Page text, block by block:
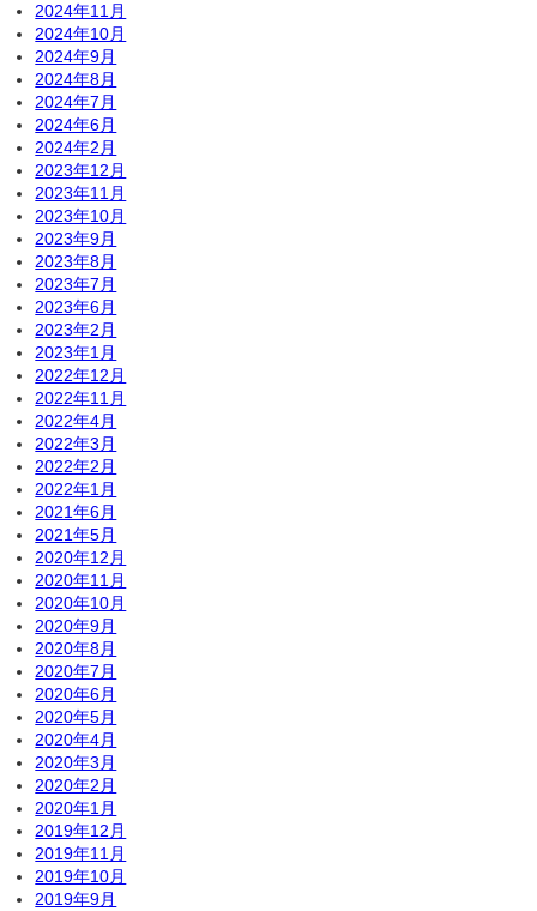
2024年11月
2024年10月
2024年9月
2024年8月
2024年7月
2024年6月
2024年2月
2023年12月
2023年11月
2023年10月
2023年9月
2023年8月
2023年7月
2023年6月
2023年2月
2023年1月
2022年12月
2022年11月
2022年4月
2022年3月
2022年2月
2022年1月
2021年6月
2021年5月
2020年12月
2020年11月
2020年10月
2020年9月
2020年8月
2020年7月
2020年6月
2020年5月
2020年4月
2020年3月
2020年2月
2020年1月
2019年12月
2019年11月
2019年10月
2019年9月